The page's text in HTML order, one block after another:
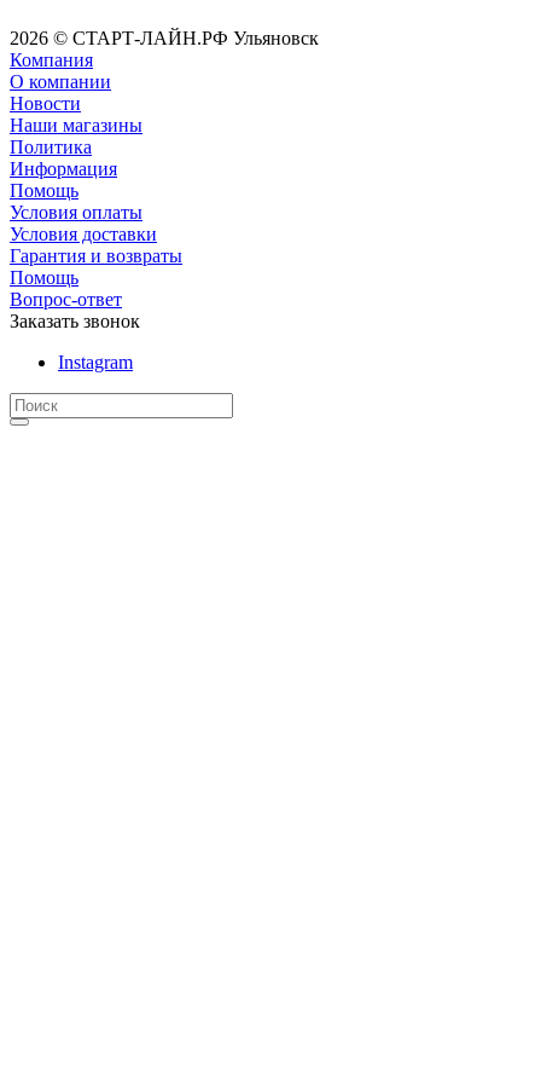
2026 © СТАРТ-ЛАЙН.РФ Ульяновск
Компания
О компании
Новости
Наши магазины
Политика
Информация
Помощь
Условия оплаты
Условия доставки
Гарантия и возвраты
Помощь
Вопрос-ответ
Заказать звонок
Instagram